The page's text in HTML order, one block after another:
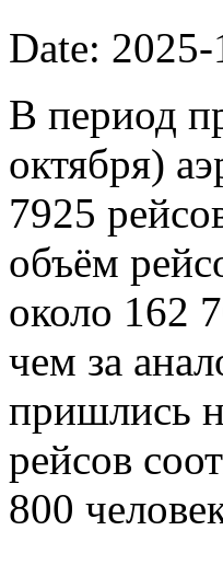
Date: 2025-
В период
октября)
7925
объём
около 162
чем за
пришлись
рейсов
800